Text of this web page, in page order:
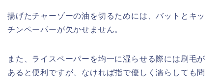
揚げたチャーゾーの油を切るためには、バットとキッ
チンペーパーが欠かせません。
また、ライスペーパーを均一に湿らせる際には刷毛が
あると便利ですが、なければ指で優しく濡らしても問